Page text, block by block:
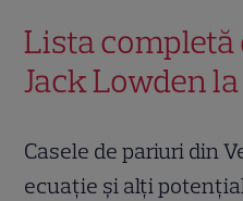
Lista completă
Jack Lowden
Casele de pariuri din
ecuație și alți